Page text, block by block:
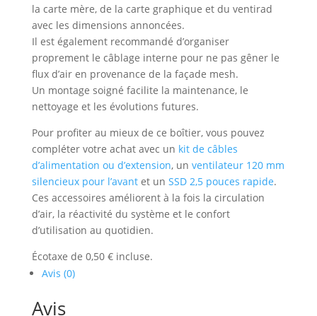
la carte mère, de la carte graphique et du ventirad
avec les dimensions annoncées.
Il est également recommandé d’organiser
proprement le câblage interne pour ne pas gêner le
flux d’air en provenance de la façade mesh.
Un montage soigné facilite la maintenance, le
nettoyage et les évolutions futures.
Pour profiter au mieux de ce boîtier, vous pouvez
compléter votre achat avec un kit de câbles
d’alimentation ou d’extension, un ventilateur 120 mm
silencieux pour l’avantet un SSD 2,5 pouces rapide.
Ces accessoires améliorent à la fois la circulation
d’air, la réactivité du système et le confort
d’utilisation au quotidien.
Écotaxe de 0,50 € incluse.
Avis (0)
Avis